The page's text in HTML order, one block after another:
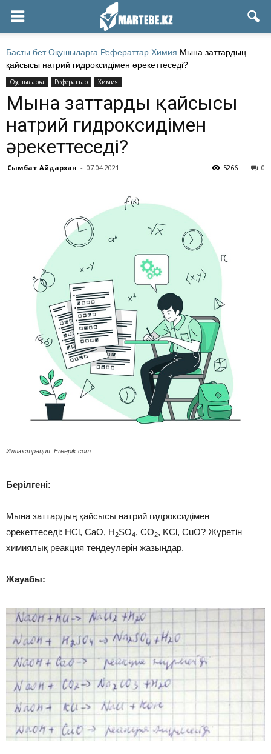
Басты бет Оқушыларға Рефераттар Химия Мына заттардың
қайсысы натрий гидроксидімен әрекеттеседі?
Оқушыларға Рефераттар Химия
Мына заттардың қайсысы
натрий гидроксидімен
әрекеттеседі?
Сымбат Айдархан - 07.04.2021 0
5266
Иллюстрация: Freepik.com
Берілгені:
Мына заттардың қайсысы натрий гидроксидімен
әрекеттеседі: HCl, CaO, H2SO4, CO2, KCl, CuO? Жүретін
химиялық реакция теңдеулерін жазыңдар.
Жауабы: